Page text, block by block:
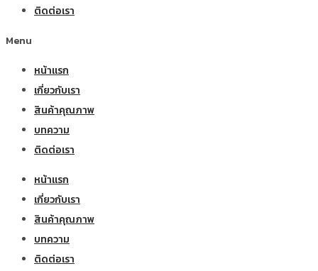
ติดต่อเรา
Menu
หน้าแรก
เกี่ยวกับเรา
สินค้าคุณภาพ
บทความ
ติดต่อเรา
หน้าแรก
เกี่ยวกับเรา
สินค้าคุณภาพ
บทความ
ติดต่อเรา